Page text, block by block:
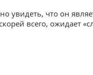
увидеть, что он
всего, ожидает